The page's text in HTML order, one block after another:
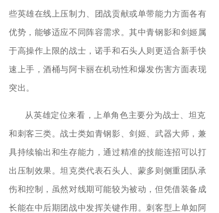
些英雄在线上压制力、团战贡献或单带能力方面各有
优势，能够适应不同阵容需求。其中青钢影和剑姬属
于高操作上限的战士，诺手和石头人则更适合新手快
速上手，酒桶与阿卡丽在机动性和爆发伤害方面表现
突出。
从英雄定位来看，上单角色主要分为战士、坦克
和刺客三类。战士类如青钢影、剑姬、武器大师，兼
具持续输出和生存能力，通过精准的技能连招可以打
出压制效果。坦克类代表石头人、蒙多则侧重团队承
伤和控制，虽然对线期可能较为被动，但凭借装备成
长能在中后期团战中发挥关键作用。刺客型上单如阿